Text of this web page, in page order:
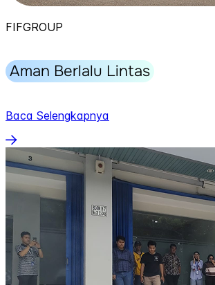
FIFGROUP
Aman Berlalu Lintas
Baca Selengkapnya